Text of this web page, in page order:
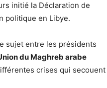
initié la Déclaration de
politique en Libye.
sujet entre les présidents
du Maghreb arabe
crises qui secouent